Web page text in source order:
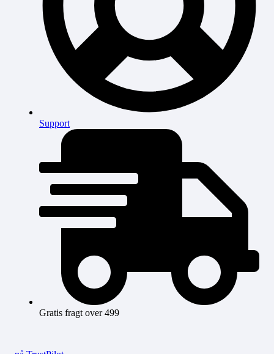
Support
Gratis fragt over 499